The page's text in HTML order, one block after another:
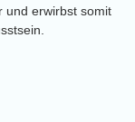
und erwirbst somit